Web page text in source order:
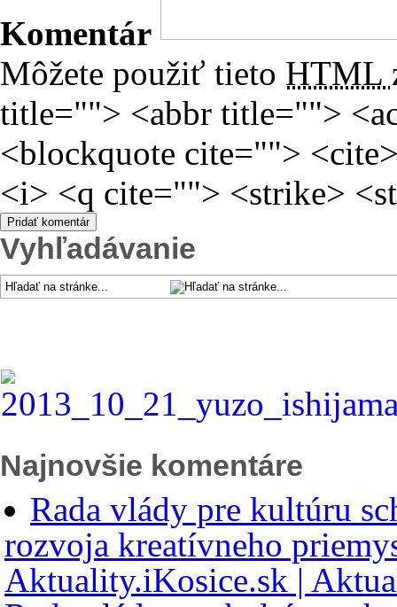
Komentár
Môžete použiť tieto HTML
title=""> <abbr title="">
<blockquote cite="">
<i> <q cite=""> <strike>
Vyhľadávanie
Najnovšie komentáre
Rada vlády pre kultúru
rozvoja kreatívneho
Aktuality.iKosice.sk |